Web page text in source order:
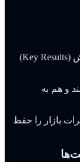
اهداف بزرگ را به شاخص‌های قابل سنجش (Key Results)
و هم به
بازار را حفظ